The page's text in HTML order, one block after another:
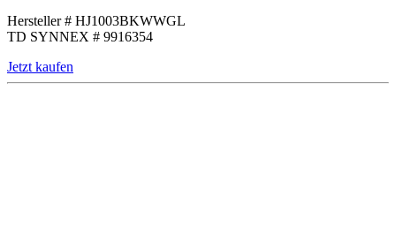
Hersteller # HJ1003BKWWGL
TD SYNNEX # 9916354
Jetzt kaufen